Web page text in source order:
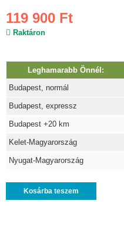
119 900 Ft
Raktáron
Leghamarabb Önnél:
Budapest, normál
Budapest, expressz
Budapest +20 km
Kelet-Magyarország
Nyugat-Magyarország
Kosárba teszem